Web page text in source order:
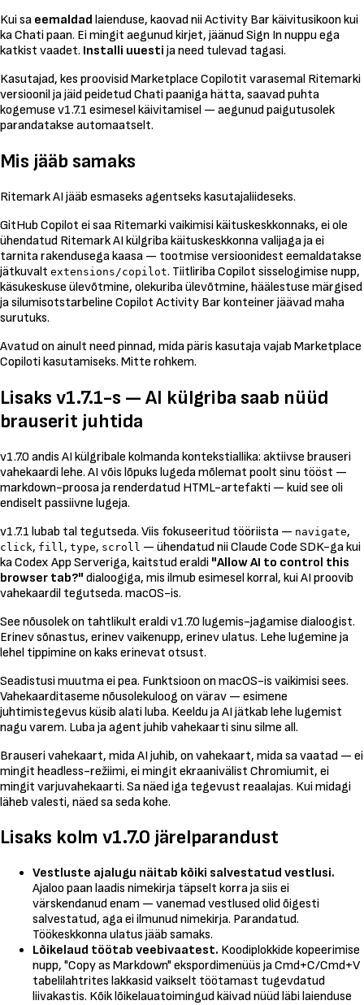
Kui sa eemaldad laienduse, kaovad nii Activity Bar käivitusikoon kui
ka Chati paan. Ei mingit aegunud kirjet, jäänud Sign In nuppu ega
katkist vaadet. Installi uuesti ja need tulevad tagasi.
Kasutajad, kes proovisid Marketplace Copilotit varasemal Ritemarki
versioonil ja jäid peidetud Chati paaniga hätta, saavad puhta
kogemuse v1.7.1 esimesel käivitamisel — aegunud paigutusolek
parandatakse automaatselt.
Mis jääb samaks
Ritemark AI jääb esmaseks agentseks kasutajaliideseks.
GitHub Copilot ei saa Ritemarki vaikimisi käituskeskkonnaks, ei ole
ühendatud Ritemark AI külgriba käituskeskkonna valijaga ja ei
tarnita rakendusega kaasa — tootmise versioonidest eemaldatakse
jätkuvalt extensions/copilot. Tiitliriba Copilot sisselogimise nupp,
käsukeskuse ülevõtmine, olekuriba ülevõtmine, häälestuse märgised
ja silumisotstarbeline Copilot Activity Bar konteiner jäävad maha
surutuks.
Avatud on ainult need pinnad, mida päris kasutaja vajab Marketplace
Copilotikasutamiseks. Mitte rohkem.
Lisaks v1.7.1-s — AI külgriba saab nüüd
brauserit juhtida
v1.7.0 andis AI külgribale kolmanda kontekstiallika: aktiivse brauseri
vahekaardi lehe. AI võis lõpuks lugeda mõlemat poolt sinu tööst —
markdown-proosa ja renderdatud HTML-artefakti — kuid see oli
endiselt passiivne lugeja.
v1.7.1 lubab tal tegutseda. Viis fokuseeritud tööriista — navigate,
click, fill , type, scroll — ühendatud nii Claude Code SDK-ga kui
ka Codex App Serveriga, kaitstud eraldi "Allow AI to control this
browser tab?" dialoogiga, mis ilmub esimesel korral, kui AI proovib
vahekaardil tegutseda. macOS-is.
See nõusolek on tahtlikult eraldi v1.7.0 lugemis-jagamise dialoogist.
Erinev sõnastus, erinev vaikenupp, erinev ulatus. Lehe lugemine ja
lehel tippimine on kaks erinevat otsust.
Seadistusi muutma ei pea. Funktsioon on macOS-is vaikimisi sees.
Vahekaarditaseme nõusolekuloog on värav — esimene
juhtimistegevus küsib alati luba. Keeldu ja AI jätkab lehe lugemist
nagu varem. Luba ja agent juhib vahekaarti sinu silme all.
Brauseri vahekaart, mida AI juhib, on vahekaart, mida sa vaatad — ei
mingit headless-režiimi, ei mingit ekraanivälist Chromiumit, ei
mingit varjuvahekaarti. Sa näed iga tegevust reaalajas. Kui midagi
läheb valesti, näed sa seda kohe.
Lisaks kolm v1.7.0 järelparandust
Vestluste ajalugu näitab kõiki salvestatud vestlusi.
Ajaloo paan laadis nimekirja täpselt korra ja siis ei
värskendanud enam — vanemad vestlused olid õigesti
salvestatud, aga ei ilmunud nimekirja. Parandatud.
Töökeskkonna ulatus jääb samaks.
Lõikelaud töötab veebivaatest. Koodiplokkide kopeerimise
nupp, "Copy as Markdown" ekspordimenüüs ja Cmd+C/Cmd+V
tabelilahtrites lakkasid vaikselt töötamast tugevdatud
liivakastis. Kõik lõikelauatoimingud käivad nüüd läbi laienduse